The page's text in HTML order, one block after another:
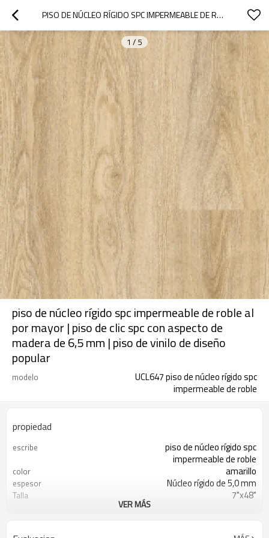
PISO DE NÚCLEO RÍGIDO SPC IMPERMEABLE DE ROBLE AL POR MAYOR | PISO DE CLIC SPC CON ASPECTO DE MADERA DE 6,5 MM | PISO DE VINILO DE DISEÑO POPULAR
1 / 5
piso de núcleo rígido spc impermeable de roble al
por mayor | piso de clic spc con aspecto de
madera de 6,5 mm | piso de vinilo de diseño
popular
modelo
UCL647 piso de núcleo rígido spc
impermeable de roble
propiedad
escribe
piso de núcleo rígido spc
impermeable de roble
color amarillo
espesor Núcleo rígido de 5,0 mm
Talla 7"x48"
comercial ligero y residencial
VER MÁS